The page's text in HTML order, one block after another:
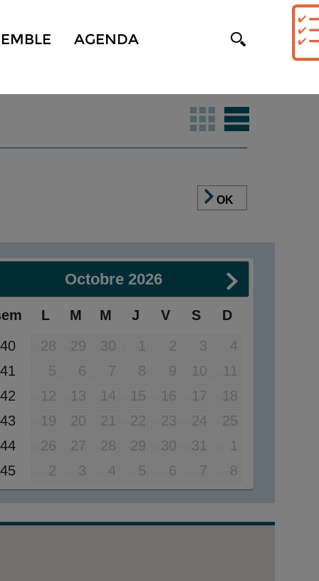
AGENDA
OK
Octobre 2026
L M M J V S
D
40
28 29 30 1 2 3
4
41
5 6 7 8 9 10
11
42
12 13 14 15 16 17
18
43
19 20 21 22 23 24
25
44
26 27 28 29 30 31
1
45
2 3 4 5 6 7 8